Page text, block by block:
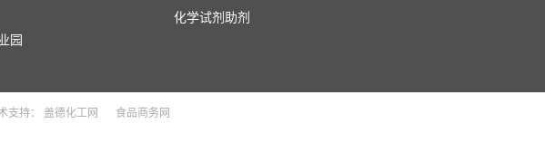
园
化学试剂助剂
支持： 盖德化工网 食品商务网